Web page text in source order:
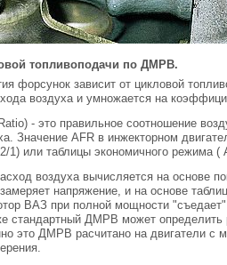
топливоподачи по ДМРВ.
форсунок зависит от цикловой
воздуха и умножается на
- это правильное соотношение
Значение AFR в инжекторном
1) или таблицы экономичного режима (
воздуха вычисляется на основе
напряжение, и на основе
ВАЗ при полной мощности
стандартный ДМРВ может
это ДМРВ расчитано на двигатели с